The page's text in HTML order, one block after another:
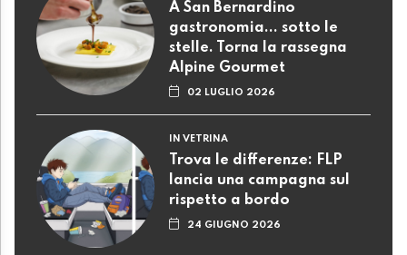
A San Bernardino
gastronomia... sotto le
stelle. Torna la rassegna
Alpine Gourmet
02 LUGLIO 2026
IN VETRINA
Trova le differenze: FLP
lancia una campagna sul
rispetto a bordo
24 GIUGNO 2026